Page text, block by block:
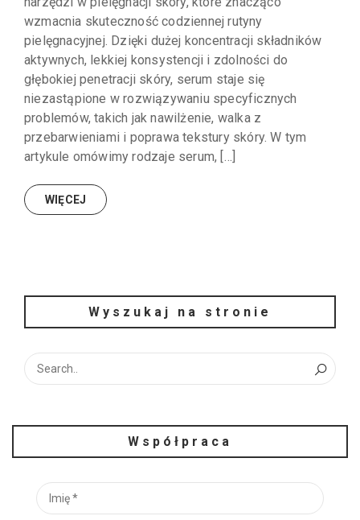
wzmacnia skuteczność codziennej rutyny
pielęgnacyjnej. Dzięki dużej koncentracji składników
aktywnych, lekkiej konsystencji i zdolności do
głębokiej penetracji skóry, serum staje się
niezastąpione w rozwiązywaniu specyficznych
problemów, takich jak nawilżenie, walka z
przebarwieniami i poprawa tekstury skóry. W tym
artykule omówimy rodzaje serum, […]
WIĘCEJ
Wyszukaj na stronie
Współpraca